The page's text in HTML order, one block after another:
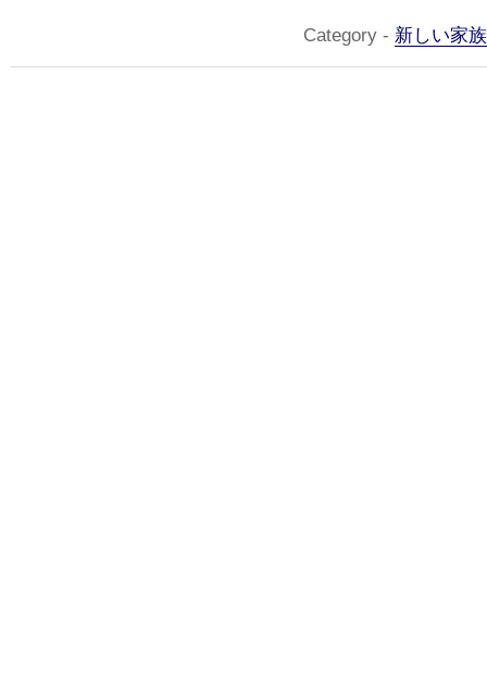
Category - 新しい家族